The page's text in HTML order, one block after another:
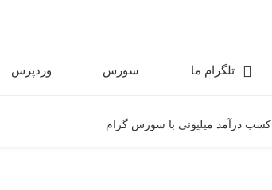
تلگرام ما سورس وردپرس
کسب درآمد میلیونی با سورس گرام